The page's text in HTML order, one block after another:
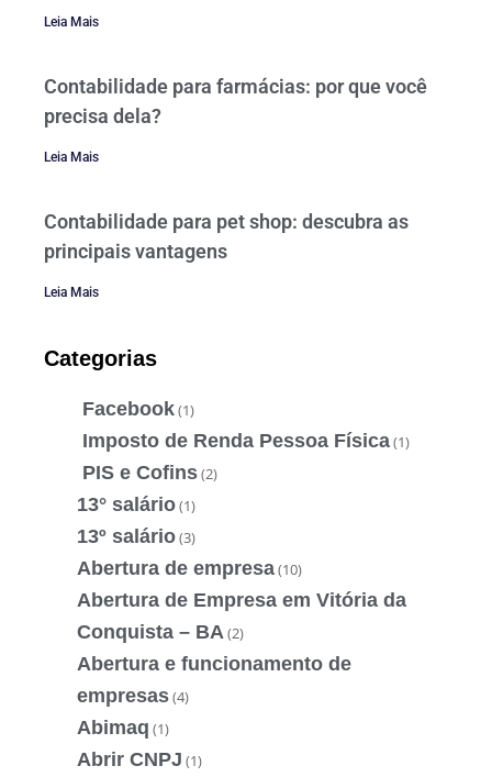
Leia Mais
Contabilidade para farmácias: por que você
precisa dela?
Leia Mais
Contabilidade para pet shop: descubra as
principais vantagens
Leia Mais
Categorias
Facebook(1)
Imposto de Renda Pessoa Física(1)
PIS e Cofins(2)
13° salário(1)
13º salário(3)
Abertura de empresa(10)
Abertura de Empresa em Vitória da
Conquista – BA (2)
Abertura e funcionamento de
empresas(4)
Abimaq (1)
Abrir CNPJ (1)